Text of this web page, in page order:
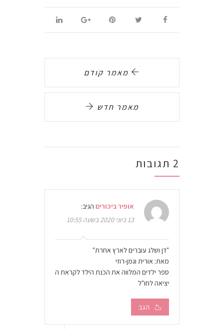
מאמר קודם
מאמר חדש
2 תגובות
אופיר ביכורים הגיב:
13 ביוני 2020 בשעה 10:55
"דן ושלג עוברים לארץ אחרת"
מאת: אורית וגמן-רוזי
ספר ילדים המלווה את הכנת הילד לקראת ה
יציאה לחו"ל
הגב